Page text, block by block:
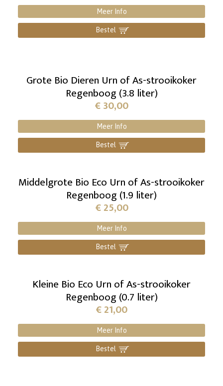
Meer Info
Bestel ]
Grote Bio Dieren Urn of As-strooikoker
Regenboog (3.8 liter)
€30,00
Meer Info
Bestel ]
Middelgrote Bio Eco Urn of As-strooikoker
Regenboog (1.9 liter)
€25,00
Meer Info
Bestel ]
Kleine Bio Eco Urn of As-strooikoker
Regenboog (0.7 liter)
€21,00
Meer Info
Bestel ]